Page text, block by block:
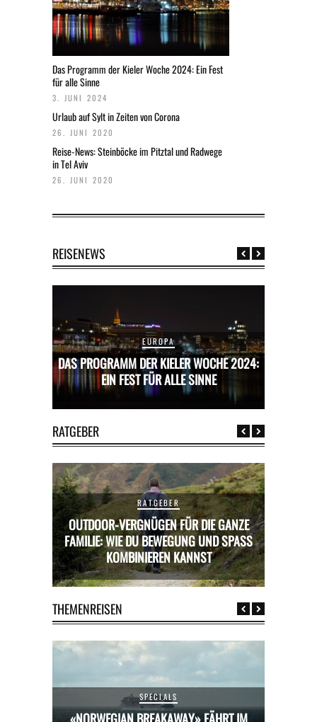
Das Programm der Kieler Woche 2024: Ein Fest
für alle Sinne
3. JUNI 2024
Urlaub auf Sylt in Zeiten von Corona
26. JUNI 2020
Reise-News: Steinböcke im Pitztal und Radwege
in Tel Aviv
26. JUNI 2020
REISENEWS
EUROPA
DAS PROGRAMM DER KIELER WOCHE 2024:
EIN FEST FÜR ALLE SINNE
RATGEBER
RATGEBER
OUTDOOR-VERGNÜGEN FÜR DIE GANZE
FAMILIE: WIE DU BEWEGUNG UND SPASS K
OMBINIEREN KANNST
THEMENREISEN
SPECIALS